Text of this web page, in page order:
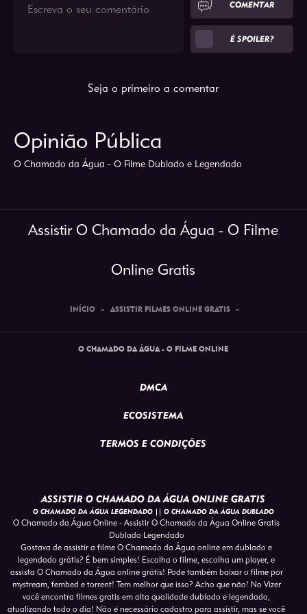
COMENTAR
É SPOILER?
Seja o primeiro a comentar
Opinião Pública
O Chamado da Água - O Filme Dublado e Legendado
Assistir O Chamado da Água - O Filme
Online Gratis
INÍCIO » ASSISTIR FILMES ONLINE GRATIS »
O CHAMADO DA ÁGUA - O FILME ONLINE
DMCA
ECOSISTEMA
TERMOS E CONDIÇÕES
ASSISTIR O CHAMADO DA ÁGUA ONLINE GRATIS
O CHAMADO DA ÁGUA LEGENDADO || O CHAMADO DA ÁGUA DUBLADO
O Chamado da Água Online - Assistir O Chamado da Água Online Gratis
Dublado Legendado
Gostava de assistir a filme O Chamado da Água online em dublado e
legendado grátis? É bem simples! Escolha o filme, escolha um player, e
assista O Chamado da Água online grátis! Pode também baixar o filme por
mystream, fembed e torrent! Tem melhor que isso? Acho que não! No Vizer
você encontra filmes gratis em alta qualidade dublado e legendado,
atualizando todo o dia! Não é necessário cadastro para assistir, mas se você